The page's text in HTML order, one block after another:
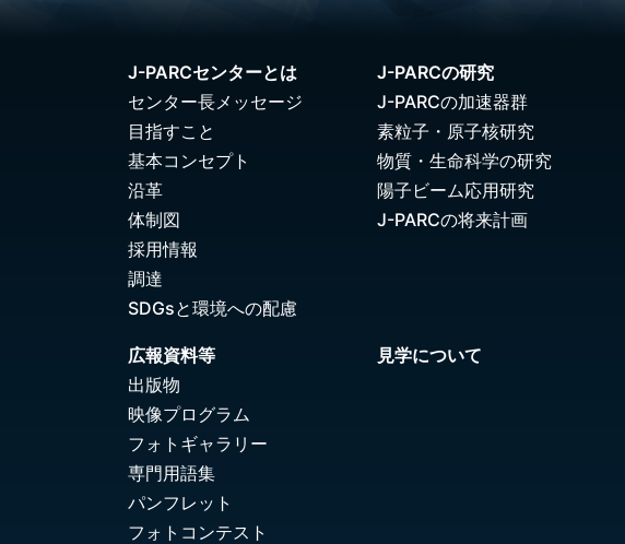
J-PARCセンターとは
センター長メッセージ
目指すこと
基本コンセプト
沿革
体制図
採用情報
調達
SDGsと環境への配慮
J-PARCの研究
J-PARCの加速器群
素粒子・原子核研究
物質・生命科学の研究
陽子ビーム応用研究
J-PARCの将来計画
広報資料等
出版物
映像プログラム
フォトギャラリー
専門用語集
パンフレット
フォトコンテスト
見学について